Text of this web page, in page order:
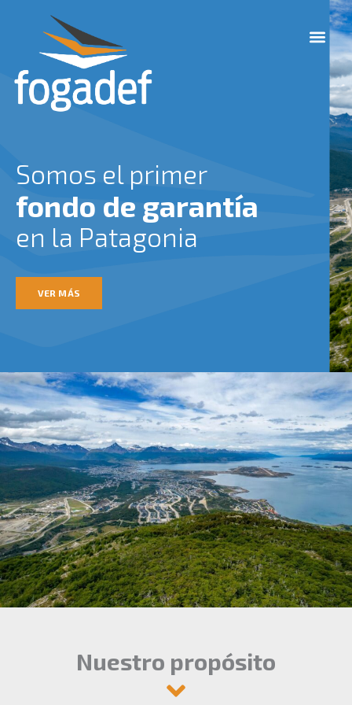
M
e
Somos el primer
fondo de garantía
en la Patagonia
VER MÁS
Nuestro propósito